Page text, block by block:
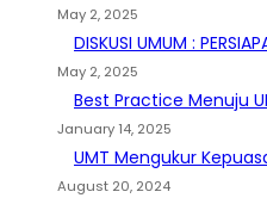
May 2, 2025
DISKUSI UMUM :
May 2, 2025
Best Practice Menuju
January 14, 2025
UMT Mengukur
August 20, 2024